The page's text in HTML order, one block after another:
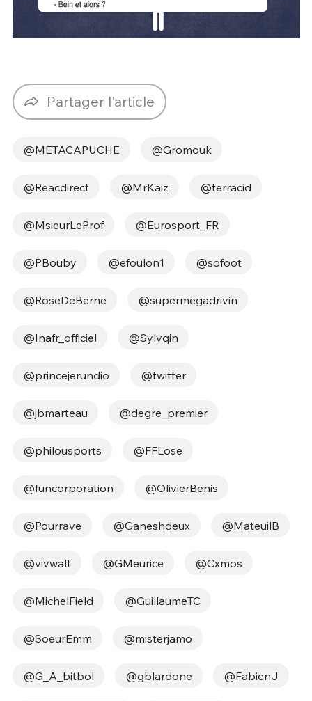
Partager l'article
@METACAPUCHE @Gromouk
@Reacdirect @MrKaiz @terracid
@MsieurLeProf @Eurosport_FR
@PBouby @efoulon1 @sofoot
@RoseDeBerne @supermegadrivin
@Inafr_officiel @Sylvqin
@princejerundio @twitter
@jbmarteau @degre_premier
@philousports @FFLose
@funcorporation @OlivierBenis
@Pourrave @Ganeshdeux @MateuilB
@vivwalt @GMeurice @Cxmos
@MichelField @GuillaumeTC
@SoeurEmm @misterjamo
@G_A_bitbol @gblardone @FabienJ